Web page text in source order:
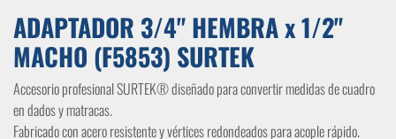
ADAPTADOR 3/4" HEMBRA x 1/2"
MACHO (F5853) SURTEK
Accesorio profesional SURTEK® diseñado para convertir medidas de cuadro
en dados y matracas.
Fabricado con acero resistente y vértices redondeados para acople rápido.